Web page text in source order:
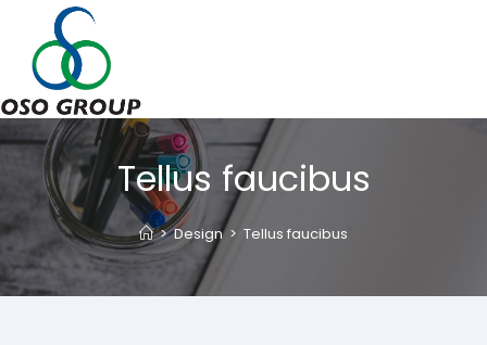
content
Tellus faucibus
> Design > Tellus faucibus